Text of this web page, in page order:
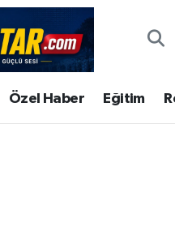
Özel Haber Eğitim